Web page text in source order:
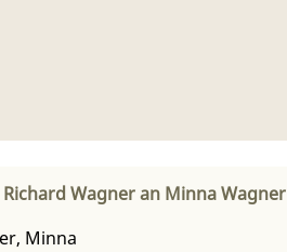
Wagner an Minna Wagner
Minna